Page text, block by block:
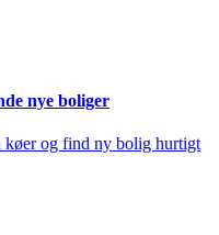
nye boliger
og find ny bolig hurtigt